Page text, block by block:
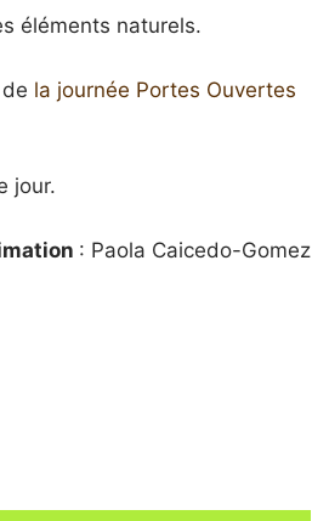
éléments naturels.
la journée Portes Ouvertes
jour.
: Paola Caicedo-Gomez